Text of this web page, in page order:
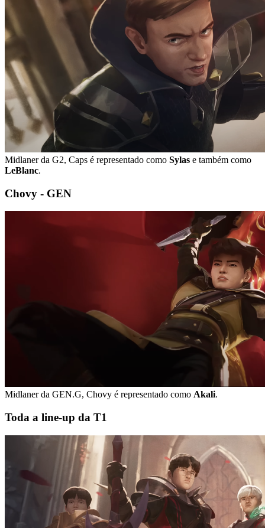
Midlaner da G2, Caps é representado como Sylas e também como
LeBlanc.
Chovy - GEN
Midlaner da GEN.G, Chovy é representado como Akali.
Toda a line-up da T1